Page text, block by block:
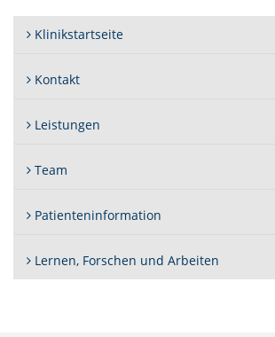
Klinikstartseite
Kontakt
Leistungen
Team
Patienteninformation
Lernen, Forschen und Arbeiten